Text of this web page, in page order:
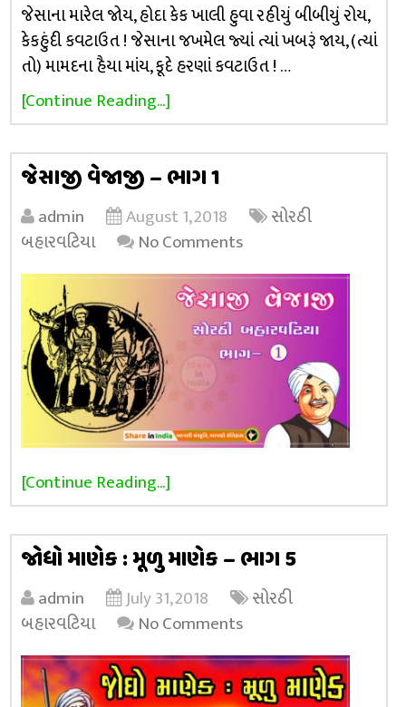
જેસાના મારેલ જોય, હોદા કેક ખાલી હુવા રહીયું બીબીયું રોય,
કેકહુંદી કવટાઉત ! જેસાના જખમેલ જ્યાં ત્યાં ખબરૂં જાય, (ત્યાં
તો) મામદના હૈયા માંય, કૂદે હરણાં કવટાઉત ! …
[Continue Reading...]
જેસાજી વેજાજી – ભાગ 1
admin August 1, 2018
સોરઠી
બહારવટિયા
No Comments
[Continue Reading...]
જોધો માણેક : મૂળુ માણેક – ભાગ 5
admin July 31, 2018
સોરઠી
બહારવટિયા
No Comments